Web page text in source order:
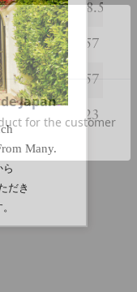
48.5
57
57
23
。